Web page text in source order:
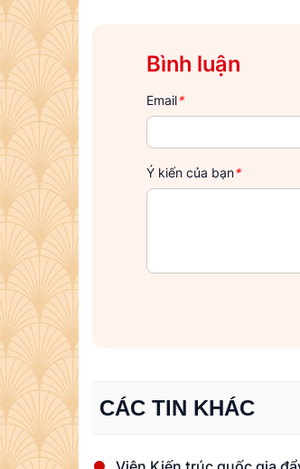
Bình luận
Email*
Ý kiến của bạn*
CÁC TIN KHÁC